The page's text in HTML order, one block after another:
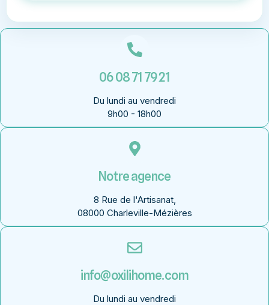
06 08 71 79 21
Du lundi au vendredi
9h00 - 18h00
Notre agence
8 Rue de l'Artisanat,
08000 Charleville-Mézières
info@oxilihome.com
Du lundi au vendredi